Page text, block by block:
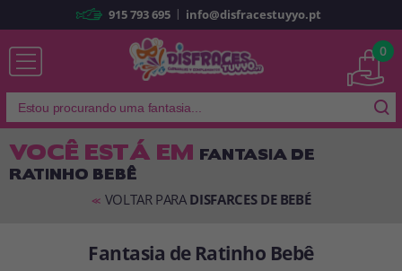
Já sou cliente
Lembrar-me Esqueceu sua senha?
915 793 695 | info@disfracestuyyo.pt
0
VOCÊ ESTÁ EM FANTASIA DE
RATINHO BEBÊ
<< VOLTAR PARA DISFARCES DE BEBÉ
Fantasia de Ratinho Bebê